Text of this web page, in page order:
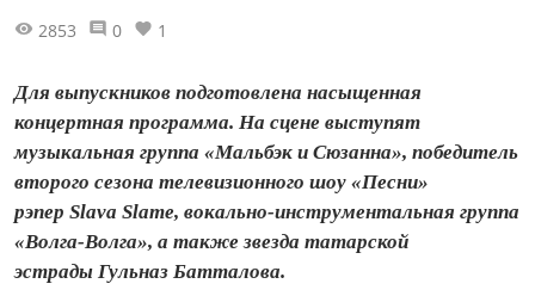
2853 0 1
Для выпускников подготовлена насыщенная
концертная программа. На сцене выступят
музыкальная группа «Мальбэк и Сюзанна», победитель
второго сезона телевизионного шоу «Песни»
рэпер Slava Slame, вокально-инструментальная группа
«Волга-Волга», а также звезда татарской
эстрады Гульназ Батталова.